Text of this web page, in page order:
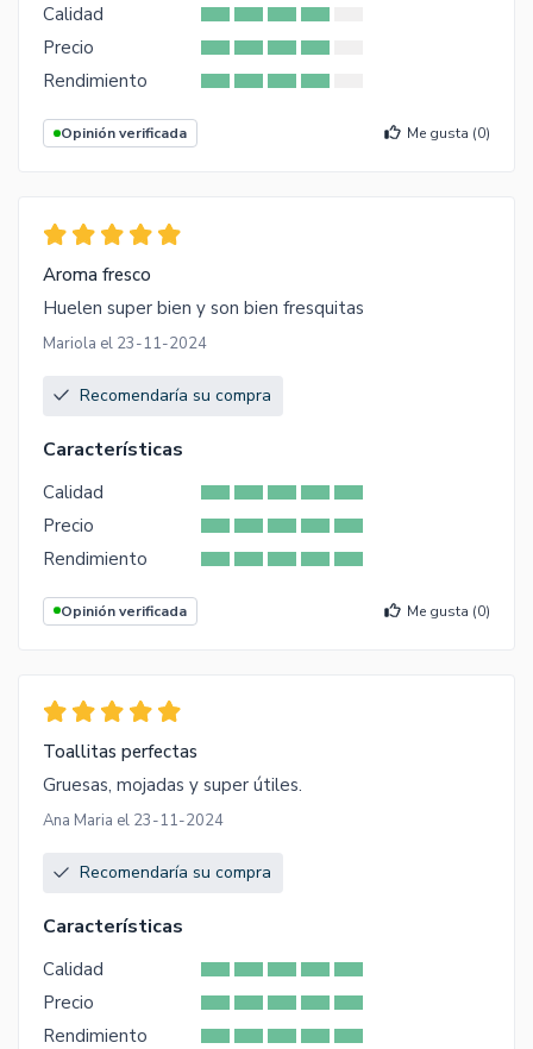
Calidad
Precio
Rendimiento
Opinión verificada Me gusta (0)
Aroma fresco
Huelen super bien y son bien fresquitas
Mariola el 23-11-2024
Recomendaría su compra
Características
Calidad
Precio
Rendimiento
Opinión verificada Me gusta (0)
Toallitas perfectas
Gruesas, mojadas y super útiles.
Ana Maria el 23-11-2024
Recomendaría su compra
Características
Calidad
Precio
Rendimiento